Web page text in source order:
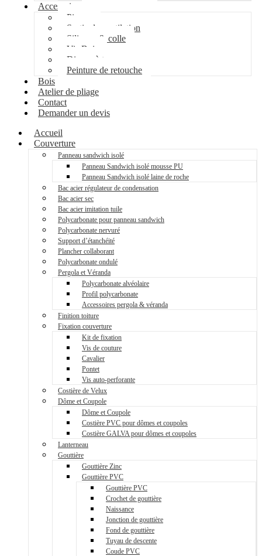
Accessoires
Pipeco
Sortie de ventilation
Silicone & colle
Vis Bois
Disque à tronçonner
Peinture de retouche
Bois
Atelier de pliage
Contact
Demander un devis
Accueil
Couverture
Panneau sandwich isolé
Panneau Sandwich isolé mousse PU
Panneau Sandwich isolé laine de roche
Bac acier régulateur de condensation
Bac acier sec
Bac acier imitation tuile
Polycarbonate pour panneau sandwich
Polycarbonate nervuré
Support d’étanchéité
Plancher collaborant
Polycarbonate ondulé
Pergola et Véranda
Polycarbonate alvéolaire
Profil polycarbonate
Accessoires pergola & véranda
Finition toiture
Fixation couverture
Kit de fixation
Vis de couture
Cavalier
Pontet
Vis auto-perforante
Costière de Velux
Dôme et Coupole
Dôme et Coupole
Costière PVC pour dômes et coupoles
Costière GALVA pour dômes et coupoles
Lanterneau
Gouttière
Gouttière Zinc
Gouttière PVC
Gouttière PVC
Crochet de gouttière
Naissance
Jonction de gouttière
Fond de gouttière
Tuyau de descente
Coude PVC